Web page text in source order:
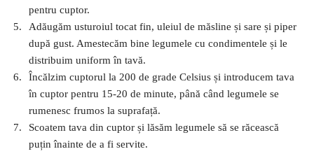
pentru cuptor.
Adăugăm usturoiul tocat fin, uleiul de măsline și sare și piper
după gust. Amestecăm bine legumele cu condimentele și le
distribuim uniform în tavă.
Încălzim cuptorul la 200 de grade Celsius și introducem tava
în cuptor pentru 15-20 de minute, până când legumele se
rumenesc frumos la suprafață.
Scoatem tava din cuptor și lăsăm legumele să se răcească
puțin înainte de a fi servite.